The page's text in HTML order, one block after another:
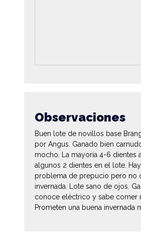
Observaciones
Buen lote de novillos base
por Angus. Ganado bien
mocho. La mayoría 4-6 dientes
algunos 2 dientes en el lote.
problema de prepucio pero no
invernada. Lote sano de ojos.
conoce eléctrico y sabe comer
Prometen una buena invernada